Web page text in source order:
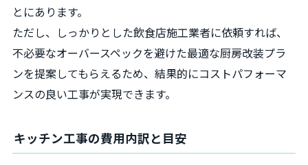
とにあります。
ただし、しっかりとした飲食店施工業者に依頼すれば、
不必要なオーバースペックを避けた最適な厨房改装プラ
ンを提案してもらえるため、結果的にコストパフォーマ
ンスの良い工事が実現できます。
キッチン工事の費用内訳と目安